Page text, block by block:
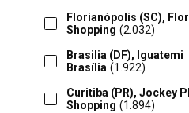
Florianópolis (SC),
Shopping (2.032)
Brasilia (DF), Iguatemi
Brasília (1.922)
Curitiba (PR), Jockey
Shopping (1.894)